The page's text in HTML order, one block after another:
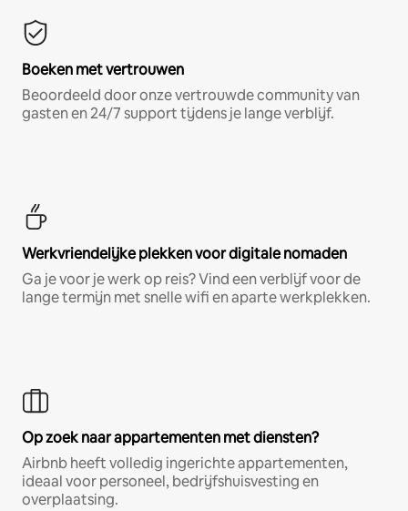
Boeken met vertrouwen
Beoordeeld door onze vertrouwde community van
gasten en 24/7 support tijdens je lange verblijf.
Werkvriendelijke plekken voor digitale nomaden
Ga je voor je werk op reis? Vind een verblijf voor de
lange termijn met snelle wifi en aparte werkplekken.
Op zoek naar appartementen met diensten?
Airbnb heeft volledig ingerichte appartementen,
ideaal voor personeel, bedrijfshuisvesting en
overplaatsing.